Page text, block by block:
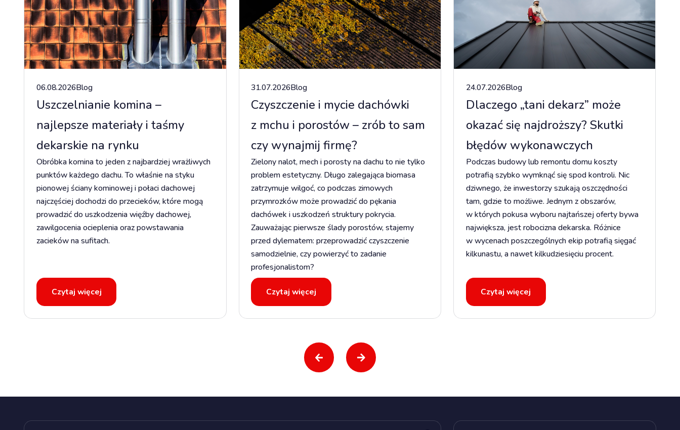
06.08.2026Blog
Uszczelnianie komina –
najlepsze materiały i taśmy
dekarskie na rynku
Obróbka komina to jeden z najbardziej wrażliwych
punktów każdego dachu. To właśnie na styku
pionowej ściany kominowej i połaci dachowej
najczęściej dochodzi do przecieków, które mogą
prowadzić do uszkodzenia więźby dachowej,
zawilgocenia ocieplenia oraz powstawania
zacieków na sufitach.
Czytaj więcej
31.07.2026Blog
Czyszczenie i mycie dachówki
z mchu i porostów – zrób to sam
czy wynajmij firmę?
Zielony nalot, mech i porosty na dachu to nie tylko
problem estetyczny. Długo zalegająca biomasa
zatrzymuje wilgoć, co podczas zimowych
przymrozków może prowadzić do pękania
dachówek i uszkodzeń struktury pokrycia.
Zauważając pierwsze ślady porostów, stajemy
przed dylematem: przeprowadzić czyszczenie
samodzielnie, czy powierzyć to zadanie
profesjonalistom?
Czytaj więcej
24.07.2026Blog
Dlaczego „tani dekarz” może
okazać się najdroższy? Skutki
błędów wykonawczych
Podczas budowy lub remontu domu koszty
potrafią szybko wymknąć się spod kontroli. Nic
dziwnego, że inwestorzy szukają oszczędności
tam, gdzie to możliwe. Jednym z obszarów,
w których pokusa wyboru najtańszej oferty bywa
największa, jest robocizna dekarska. Różnice
w wycenach poszczególnych ekip potrafią sięgać
kilkunastu, a nawet kilkudziesięciu procent.
Czytaj więcej